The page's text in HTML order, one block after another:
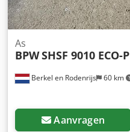
Berkel en Rodenrijs 60 km
As
BPWSHSF 9010 ECO-P
Aanvragen